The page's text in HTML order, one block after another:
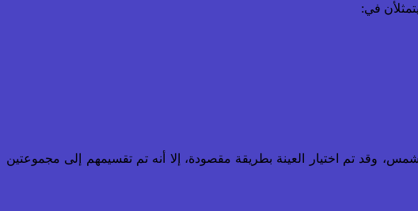
في:
عين شمس، وقد تم اختيار العينة بطريقة مقصودة، إلا أنه تم تقسيمهم إلى مجموعتين